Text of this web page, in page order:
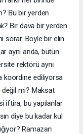
Bu bir yerden
Bir dava bir yerden
sorar. Böyle bir elin
aynı anda, bütün
rektörü aynı
koordine ediliyorsa
mi? Maksat
iftira, bu yapılanlar
diye bu kadar kul
Ramazan